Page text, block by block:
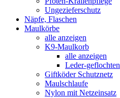
Ungezieferschutz
Näpfe, Flaschen
Maulkörbe
alle anzeigen
K9-Maulkorb
alle anzeigen
Leder-geflochten
Giftköder Schutznetz
Maulschlaufe
Nylon mit Netzeinsatz